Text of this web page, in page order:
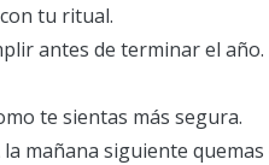
tu ritual.
antes de terminar el
te sientas más segura.
mañana siguiente